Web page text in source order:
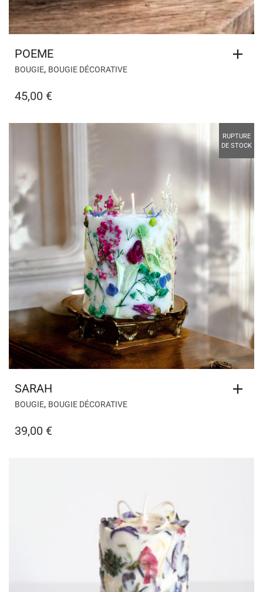
POEME
BOUGIE, BOUGIE DÉCORATIVE
45,00 €
RUPTURE
DE STOCK
SARAH
BOUGIE, BOUGIE DÉCORATIVE
39,00 €